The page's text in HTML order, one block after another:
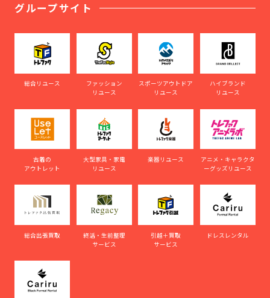
グループサイト
総合リユース
ファッション
リユース
スポーツアウトドア
リユース
ハイブランド
リユース
古着の
アウトレット
大型家具・家電
リユース
楽器リユース
アニメ・キャラクタ
ーグッズリユース
総合出張買取
終活・生前整理
サービス
引越＋買取
サービス
ドレスレンタル